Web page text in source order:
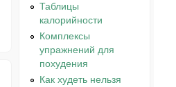
Таблицы
калорийности
Комплексы
упражнений для
похудения
Как худеть нельзя